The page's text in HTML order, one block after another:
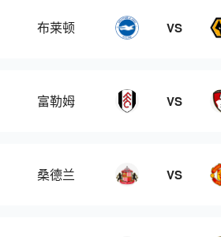
布莱顿 VS
富勒姆 VS
桑德兰 VS